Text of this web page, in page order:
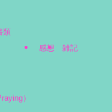
類
）
感想 雑記